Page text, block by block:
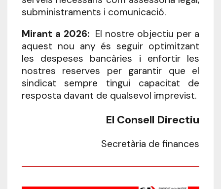
subministraments i comunicació.
Mirant a 2026: El nostre objectiu per a
aquest nou any és seguir optimitzant
les despeses bancàries i enfortir les
nostres reserves per garantir que el
sindicat sempre tingui capacitat de
resposta davant de qualsevol imprevist.
El Consell Directiu
Secretària de finances